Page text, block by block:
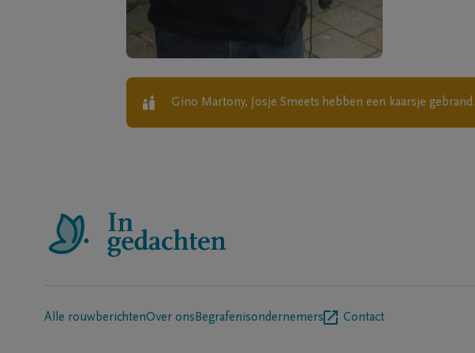
Gino Martony, Josje Smeets hebben een kaarsje gebrand.
Alle rouwberichtenOver onsBegrafenisondernemers Contact